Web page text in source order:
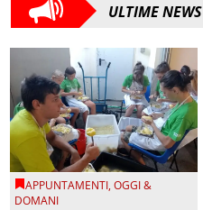
ULTIME NEWS
APPUNTAMENTI,OGGI &
DOMANI